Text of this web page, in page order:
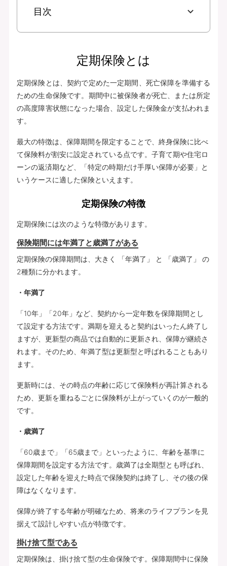
目次
定期保険とは
定期保険とは、契約で定めた一定期間、死亡保障を準備する
ための生命保険です。期間中に被保険者が死亡、または所定
の高度障害状態になった場合、設定した保険金が支払われま
す。
最大の特徴は、保障期間を限定することで、終身保険に比べ
て保険料が割安に設定されている点です。子育て期や住宅ロ
ーンの返済期など、「特定の時期だけ手厚い保障が必要」と
いうケースに適した保険といえます。
定期保険の特徴
定期保険には次のような特徴があります。
保険期間には年満了と歳満了がある
定期保険の保障期間は、大きく 「年満了」 と 「歳満了」 の
2種類に分かれます。
・年満了
「10年」「20年」など、契約から一定年数を保障期間とし
て設定する方法です。満期を迎えると契約はいったん終了し
ますが、更新型の商品では自動的に更新され、保障が継続さ
れます。そのため、年満了型は更新型と呼ばれることもあり
ます。
更新時には、その時点の年齢に応じて保険料が再計算される
ため、更新を重ねるごとに保険料が上がっていくのが一般的
です。
・歳満了
「60歳まで」「65歳まで」といったように、年齢を基準に
保障期間を設定する方法です。歳満了は全期型とも呼ばれ、
設定した年齢を迎えた時点で保険契約は終了し、その後の保
障はなくなります。
保障が終了する年齢が明確なため、将来のライフプランを見
据えて設計しやすい点が特徴です。
掛け捨て型である
定期保険は、掛け捨て型の生命保険です。保障期間中に保険